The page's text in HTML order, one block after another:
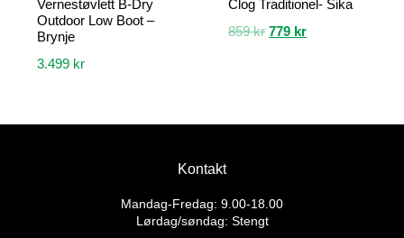
Vernestøvlett B-Dry
Outdoor Low Boot –
Brynje
3.499 kr
produktet
Clog Traditionel- Sika
859kr Opprinnelig
779 krNåværende
flere
Alternativene
velges
på
Kontakt
Mandag-Fredag: 9.00-18.00
Lørdag/søndag: Stengt